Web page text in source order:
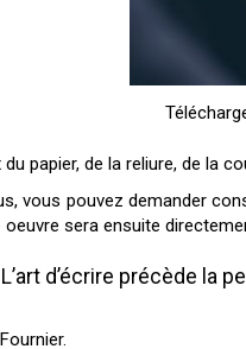
du papier, de la reliure, de la
vous pouvez demander
sera ensuite
L’art d’écrire précède la